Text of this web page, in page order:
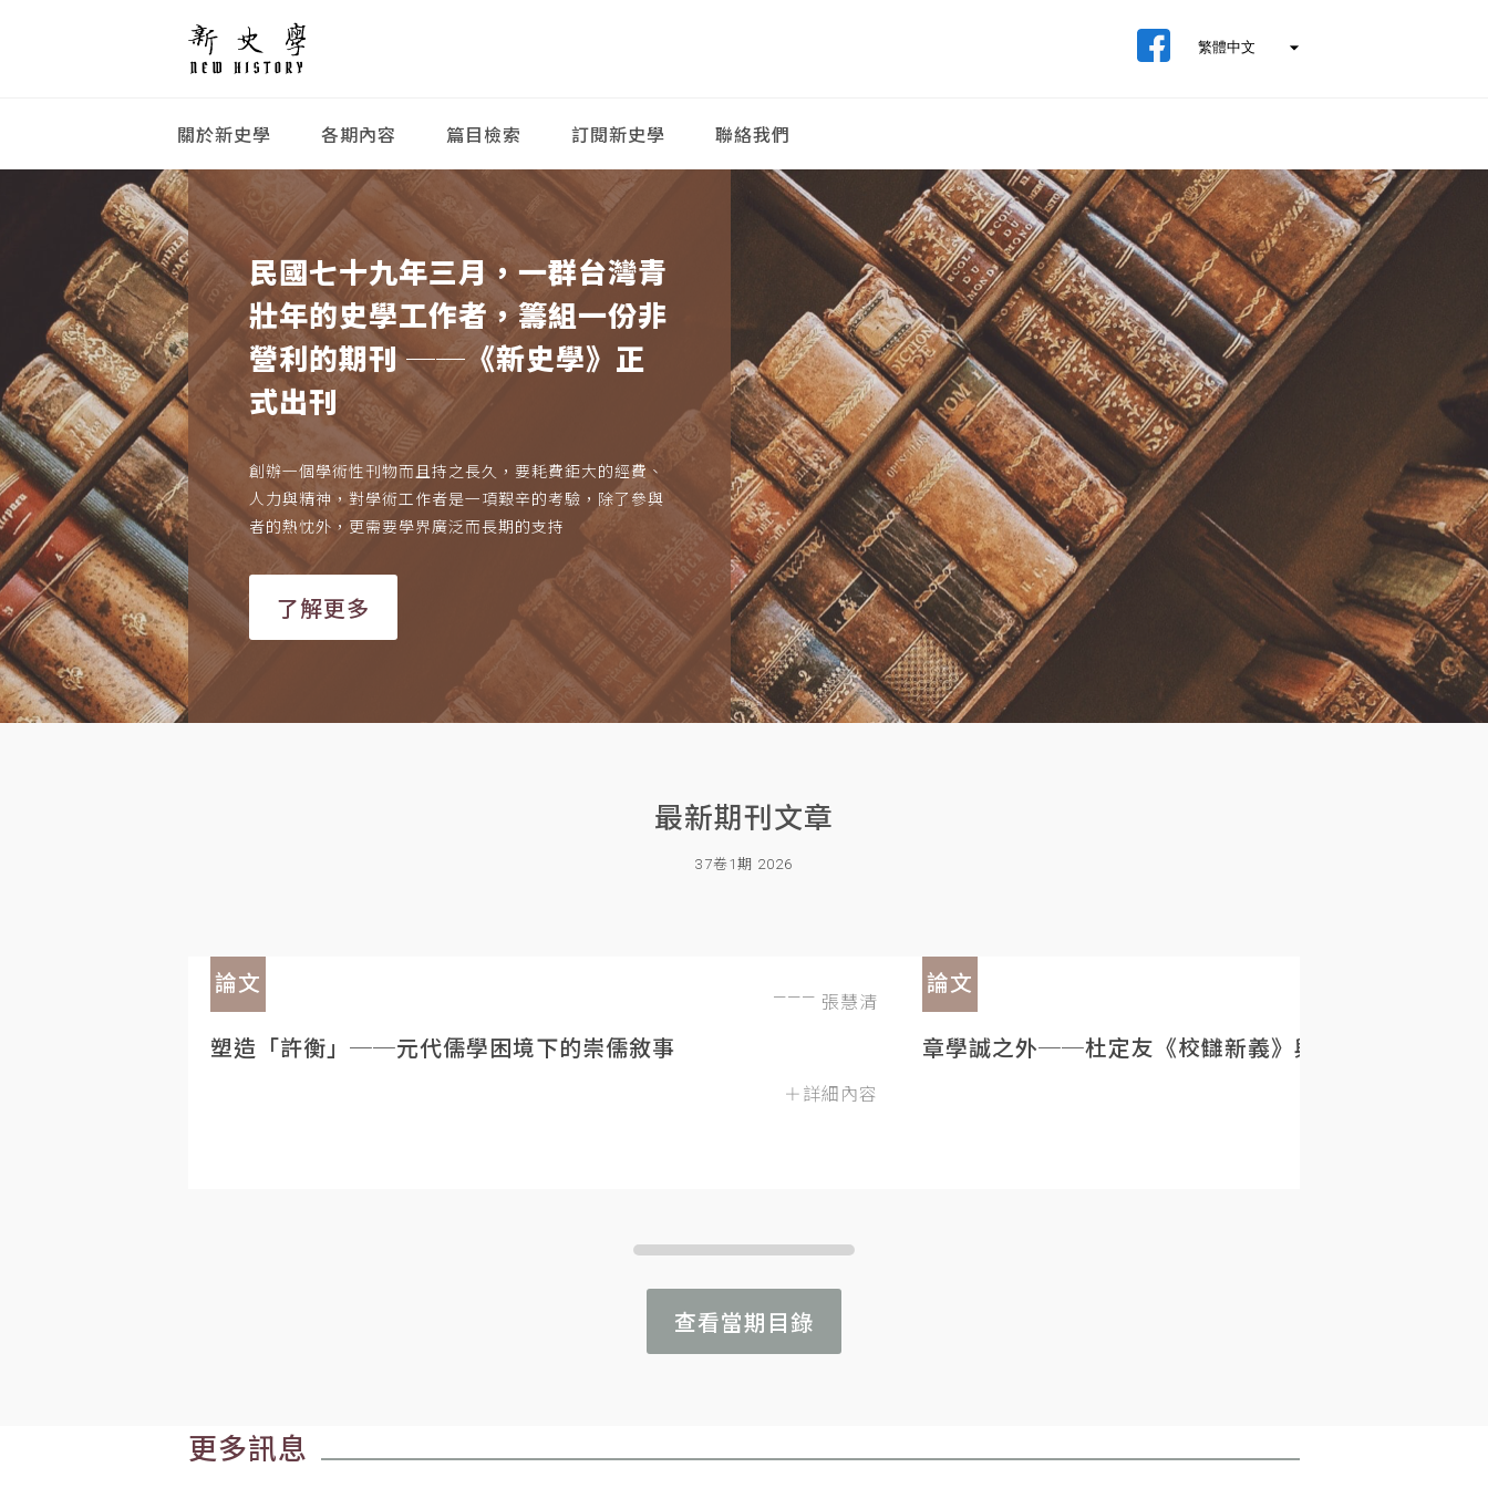
關於新史學 各期內容 篇目檢索 訂閱新史學 聯絡我們
民國七十九年三月，一群台灣青
壯年的史學工作者，籌組一份非
營利的期刊 ──《新史學》正
式出刊
創辦一個學術性刊物而且持之長久，要耗費鉅大的經費、
人力與精神，對學術工作者是一項艱辛的考驗，除了參與
者的熱忱外，更需要學界廣泛而長期的支持
了解更多
最新期刊文章
37卷1期 2026
論文
張慧清
塑造「許衡」──元代儒學困境下的崇儒敘事
＋詳細內容
論文
章學誠之外──杜定友《校讎新義》與民初目錄學的重
查看當期目錄
更多訊息